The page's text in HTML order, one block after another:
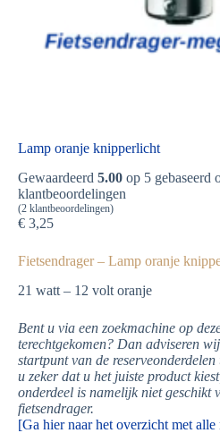
Lamp oranje knipperlicht
Gewaardeerd 5.00 op 5 gebaseerd
klantbeoordelingen
(2 klantbeoordelingen)
€ 3,25
Fietsendrager – Lamp oranje
21 watt – 12 volt oranje
Bent u via een zoekmachine op
terechtgekomen? Dan adviseren
startpunt van de
u zeker dat u het juiste product
onderdeel is namelijk niet geschikt
fietsendrager.
[Ga hier naar het overzicht met alle